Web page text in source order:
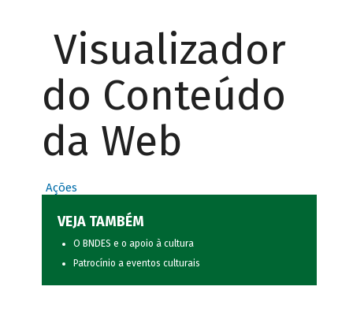
Visualizador
do Conteúdo
da Web
Ações
VEJA TAMBÉM
O BNDES e o apoio à cultura
Patrocínio a eventos culturais